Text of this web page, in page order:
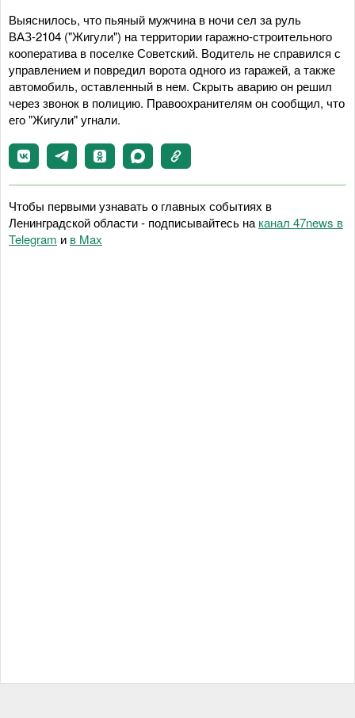
Выяснилось, что пьяный мужчина в ночи сел за руль
ВАЗ-2104 ("Жигули") на территории гаражно-строительного
кооператива в поселке Советский. Водитель не справился с
управлением и повредил ворота одного из гаражей, а также
автомобиль, оставленный в нем. Скрыть аварию он решил
через звонок в полицию. Правоохранителям он сообщил, что
его "Жигули" угнали.
Чтобы первыми узнавать о главных событиях в
Ленинградской области - подписывайтесь на канал 47news в
Telegram и в Maх